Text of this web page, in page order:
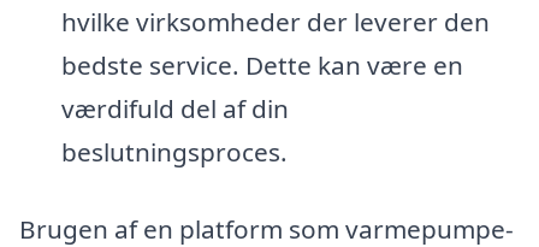
hvilke virksomheder der leverer den
bedste service. Dette kan være en
værdifuld del af din
beslutningsproces.
Brugen af en platform som varmepumpe-